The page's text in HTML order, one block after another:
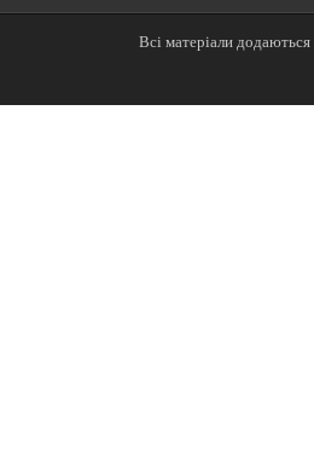
Всі матеріали додаються